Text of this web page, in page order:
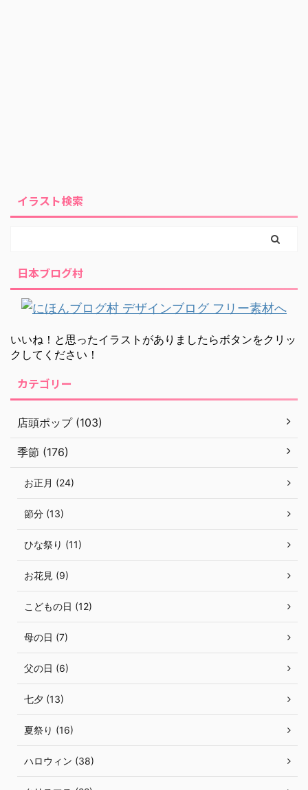
イラスト検索
日本ブログ村
いいね！と思ったイラストがありましたらボタンをクリッ
クしてください！
カテゴリー
店頭ポップ (103)
季節 (176)
お正月 (24)
節分 (13)
ひな祭り (11)
お花見 (9)
こどもの日 (12)
母の日 (7)
父の日 (6)
七夕 (13)
夏祭り (16)
ハロウィン (38)